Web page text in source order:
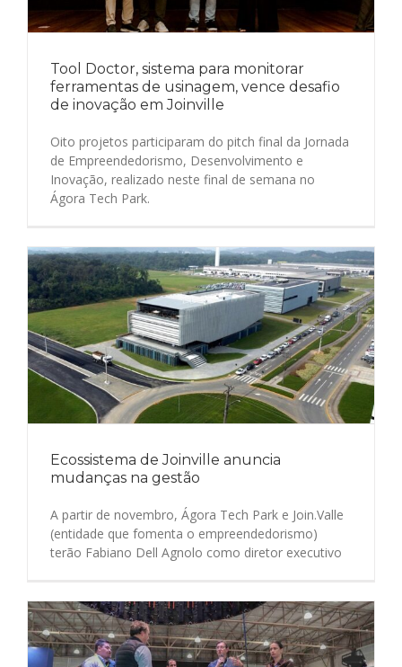
Tool Doctor, sistema para monitorar
ferramentas de usinagem, vence desafio
de inovação em Joinville
Oito projetos participaram do pitch final da Jornada
de Empreendedorismo, Desenvolvimento e
Inovação, realizado neste final de semana no
Ágora Tech Park.
Ecossistema de Joinville anuncia
mudanças na gestão
A partir de novembro, Ágora Tech Park e Join.Valle
(entidade que fomenta o empreendedorismo)
terão Fabiano Dell Agnolo como diretor executivo